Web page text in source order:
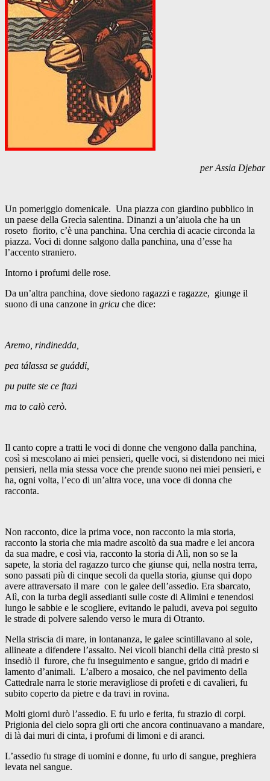
per Assia Djebar
Un pomeriggio domenicale. Una piazza con giardino pubblico in
un paese della Grecìa salentina. Dinanzi a un’aiuola che ha un
roseto fiorito, c’è una panchina. Una cerchia di acacie circonda la
piazza. Voci di donne salgono dalla panchina, una d’esse ha
l’accento straniero.
Intorno i profumi delle rose.
Da un’altra panchina, dove siedono ragazzi e ragazze, giunge il
suono di una canzone in gricu che dice:
Aremo, rindinedda,
pea tálassa se guáddi,
pu putte ste ce ftazi
ma to calò cerò.
Il canto copre a tratti le voci di donne che vengono dalla panchina,
così si mescolano ai miei pensieri, quelle voci, si distendono nei miei
pensieri, nella mia stessa voce che prende suono nei miei pensieri, e
ha, ogni volta, l’eco di un’altra voce, una voce di donna che
racconta.
Non racconto, dice la prima voce, non racconto la mia storia,
racconto la storia che mia madre ascoltò da sua madre e lei ancora
da sua madre, e così via, racconto la storia di Alì, non so se la
sapete, la storia del ragazzo turco che giunse qui, nella nostra terra,
sono passati più di cinque secoli da quella storia, giunse qui dopo
avere attraversato il mare con le galee dell’assedio. Era sbarcato,
Alì, con la turba degli assedianti sulle coste di Alimini e tenendosi
lungo le sabbie e le scogliere, evitando le paludi, aveva poi seguito
le strade di polvere salendo verso le mura di Otranto.
Nella striscia di mare, in lontananza, le galee scintillavano al sole,
allineate a difendere l’assalto. Nei vicoli bianchi della città presto si
insediò il furore, che fu inseguimento e sangue, grido di madri e
lamento d’animali. L’albero a mosaico, che nel pavimento della
Cattedrale narra le storie meravigliose di profeti e di cavalieri, fu
subito coperto da pietre e da travi in rovina.
Molti giorni durò l’assedio. E fu urlo e ferita, fu strazio di corpi.
Prigionia del cielo sopra gli orti che ancora continuavano a mandare,
di là dai muri di cinta, i profumi di limoni e di aranci.
L’assedio fu strage di uomini e donne, fu urlo di sangue, preghiera
levata nel sangue.